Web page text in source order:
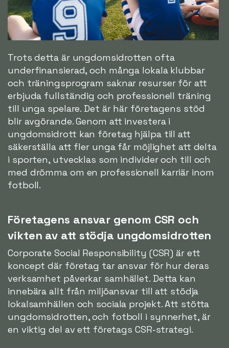
Trots detta är ungdomsidrotten ofta
underfinansierad, och många lokala klubbar
och träningsprogram saknar resurser för att
erbjuda fullständig och professionell träning
till unga spelare. Det är här företagens stöd
blir avgörande. Genom att investera i
ungdomsidrott kan företag hjälpa till att
säkerställa att fler unga får möjlighet att delta
i sporten, utvecklas som individer och till och
med drömma om en professionell karriär inom
fotboll.
Företagens ansvar genom CSR och
vikten av att stödja ungdomsidrotten
Corporate Social Responsibility (CSR) är ett
koncept där företag tar ansvar för hur deras
verksamhet påverkar samhället. Detta kan
innebära allt från miljöansvar till att stödja
lokalsamhällen och sociala projekt. Att stötta
ungdomsidrotten, och fotboll i synnerhet, är
en viktig del av ett företags CSR-strategi.